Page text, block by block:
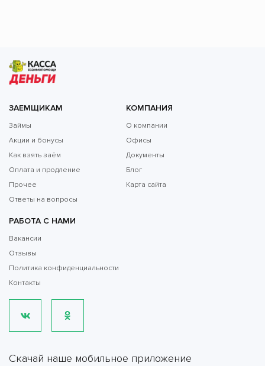
ЗАЕМЩИКАМ
Займы
Акции и бонусы
Как взять заём
Оплата и продление
Прочее
Ответы на вопросы
КОМПАНИЯ
О компании
Офисы
Документы
Блог
Карта сайта
РАБОТА С НАМИ
Вакансии
Отзывы
Политика конфиденциальности
Контакты
Скачай наше мобильное приложение